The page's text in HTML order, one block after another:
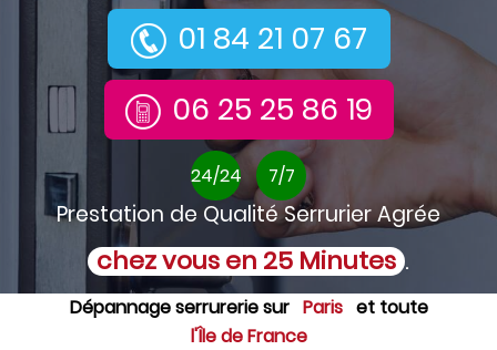
01 84 21 07 67
06 25 25 86 19
24/24 7/7
Prestation de Qualité Serrurier Agrée
chez vous en 25 Minutes .
Dépannage serrurerie sur Paris et toute
l'Île de France